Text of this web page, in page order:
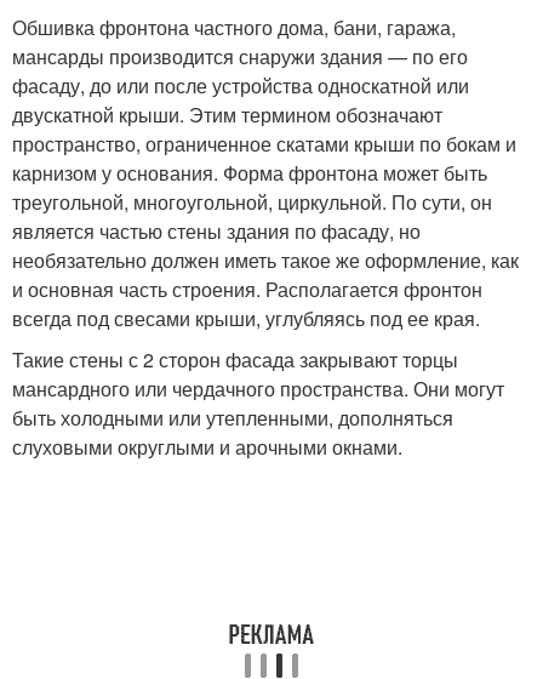
Обшивка фронтона частного дома, бани, гаража,
мансарды производится снаружи здания — по его
фасаду, до или после устройства односкатной или
двускатной крыши. Этим термином обозначают
пространство, ограниченное скатами крыши по бокам и
карнизом у основания. Форма фронтона может быть
треугольной, многоугольной, циркульной. По сути, он
является частью стены здания по фасаду, но
необязательно должен иметь такое же оформление, как
и основная часть строения. Располагается фронтон
всегда под свесами крыши, углубляясь под ее края.
Такие стены с 2 сторон фасада закрывают торцы
мансардного или чердачного пространства. Они могут
быть холодными или утепленными, дополняться
слуховыми округлыми и арочными окнами.